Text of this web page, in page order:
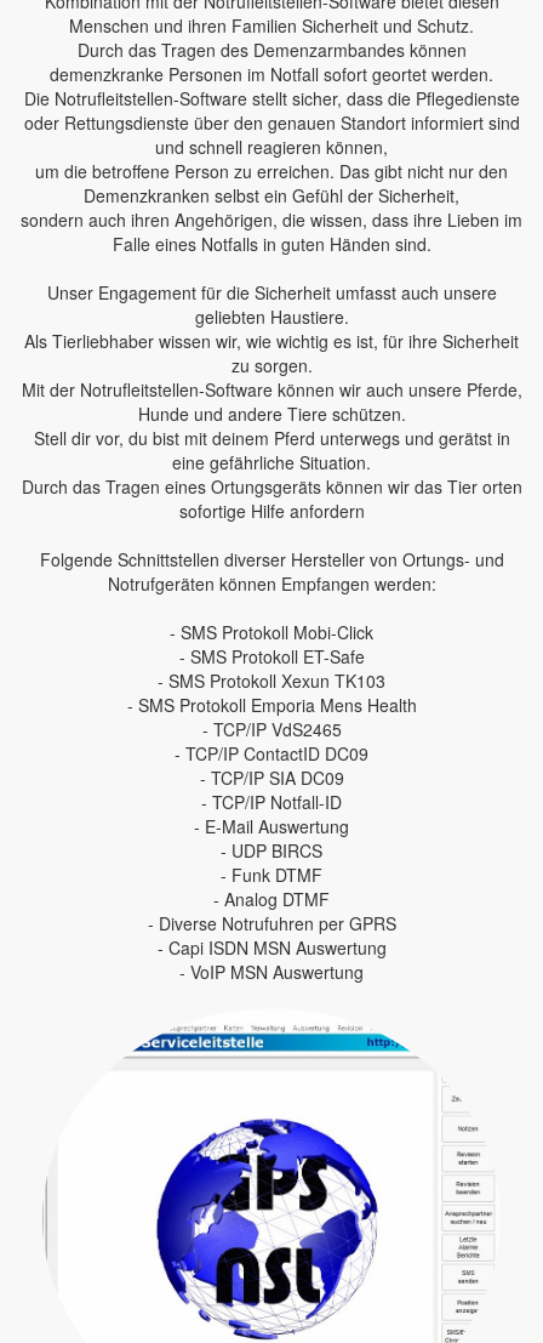
Menschen und ihren Familien Sicherheit und Schutz.
Durch das Tragen des Demenzarmbandes können
demenzkranke Personen im Notfall sofort geortet werden.
Die Notrufleitstellen-Software stellt sicher, dass die Pflegedienste
oder Rettungsdienste über den genauen Standort informiert sind
und schnell reagieren können,
um die betroffene Person zu erreichen. Das gibt nicht nur den
Demenzkranken selbst ein Gefühl der Sicherheit,
sondern auch ihren Angehörigen, die wissen, dass ihre Lieben im
Falle eines Notfalls in guten Händen sind.
Unser Engagement für die Sicherheit umfasst auch unsere
geliebten Haustiere.
Als Tierliebhaber wissen wir, wie wichtig es ist, für ihre Sicherheit
zu sorgen.
Mit der Notrufleitstellen-Software können wir auch unsere Pferde,
Hunde und andere Tiere schützen.
Stell dir vor, du bist mit deinem Pferd unterwegs und gerätst in
eine gefährliche Situation.
Durch das Tragen eines Ortungsgeräts können wir das Tier orten
sofortige Hilfe anfordern
Folgende Schnittstellen diverser Hersteller von Ortungs- und
Notrufgeräten können Empfangen werden:
- SMS Protokoll Mobi-Click
- SMS Protokoll ET-Safe
- SMS Protokoll Xexun TK103
- SMS Protokoll Emporia Mens Health
- TCP/IP VdS2465
- TCP/IP ContactID DC09
- TCP/IP SIA DC09
- TCP/IP Notfall-ID
- E-Mail Auswertung
- UDP BIRCS
- Funk DTMF
- Analog DTMF
- Diverse Notrufuhren per GPRS
- Capi ISDN MSN Auswertung
- VoIP MSN Auswertung